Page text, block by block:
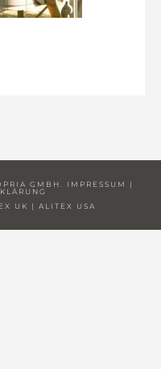
GMBH. IMPRESSUM
|
UK | ALITEX USA